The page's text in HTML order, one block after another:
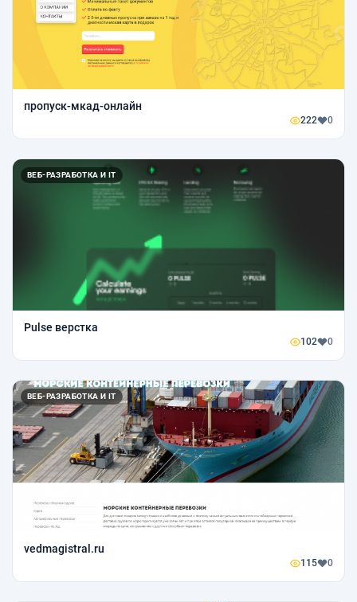
пропуск-мкад-онлайн
222 0
ВЕБ-РАЗРАБОТКА И IT
Pulse верстка
102 0
ВЕБ-РАЗРАБОТКА И IT
vedmagistral.ru
115 0